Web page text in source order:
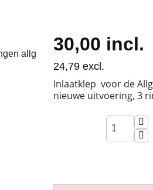
30,00 incl.
24,79 excl.
Inlaatklep voor de
nieuwe uitvoering, 3